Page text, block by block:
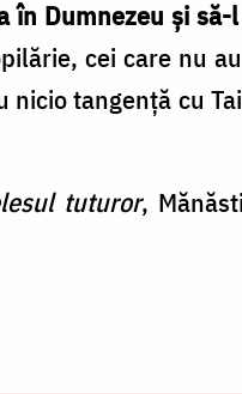
în Dumnezeu și să-
cei care nu
tangență cu
tuturor,